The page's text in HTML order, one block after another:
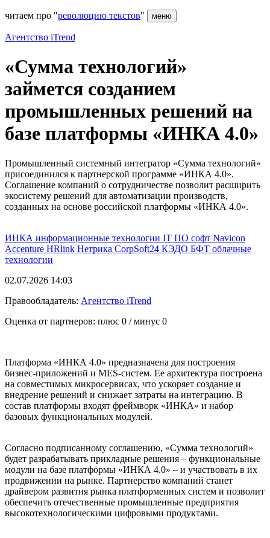
читаем про "революцию текстов" меню
Агентство iTrend
«Сумма технологий»
займется созданием
промышленных решений на
базе платформы «ИНКА 4.0»
Промышленный системный интегратор «Сумма технологий»
присоединился к партнерской программе «ИНКА 4.0».
Соглашение компаний о сотрудничестве позволит расширить
экосистему решений для автоматизации производств,
созданных на основе российской платформы «ИНКА 4.0».
ИНКА информационные технологии IT ПО софт Navicon
Accenture HRlink Нетрика CorpSoft24 КЭДО БФТ облачные
технологии
02.07.2026 14:03
Правообладатель: Агентство iTrend
Оценка от партнеров: плюс 0 / минус 0
Платформа «ИНКА 4.0» предназначена для построения
бизнес-приложений и MES-систем. Ее архитектура построена
на совместимых микросервисах, что ускоряет создание и
внедрение решений и снижает затраты на интеграцию. В
состав платформы входят фреймворк «ИНКА» и набор
базовых функциональных модулей.
Согласно подписанному соглашению, «Сумма технологий»
будет разрабатывать прикладные решения – функциональные
модули на базе платформы «ИНКА 4.0» – и участвовать в их
продвижении на рынке. Партнерство компаний станет
драйвером развития рынка платформенных систем и позволит
обеспечить отечественные промышленные предприятия
высокотехнологическими цифровыми продуктами.